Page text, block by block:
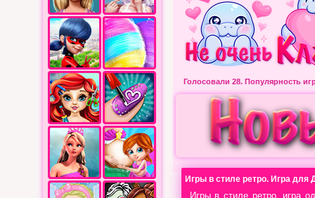
Голосовали 28. Популярность
Игры в стиле ретро. Игра для
Игры в стиле ретро, игра